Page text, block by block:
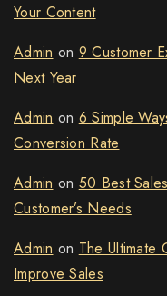
Your Content
Admin on 9 Customer
Next Year
Admin on 6 Simple
Conversion Rate
Admin on 50 Best
Customer’s Needs
Admin on The Ultimate
Improve Sales